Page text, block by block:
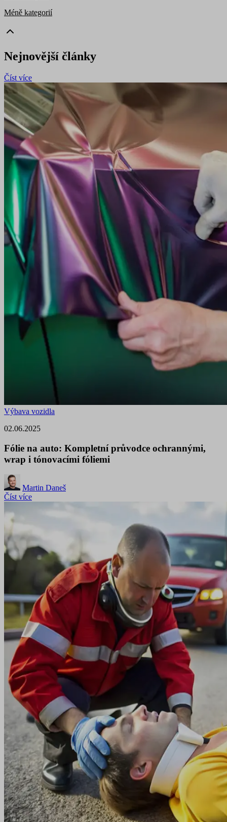
Méně kategorií
Nejnovější články
Číst více
Výbava vozidla
02.06.2025
Fólie na auto: Kompletní průvodce ochrannými,
wrap i tónovacími fóliemi
Martin Daneš
Číst více